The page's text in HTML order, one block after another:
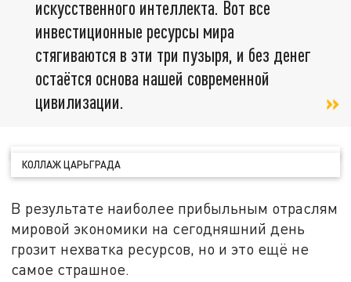
искусственного интеллекта. Вот все
инвестиционные ресурсы мира
стягиваются в эти три пузыря, и без денег
остаётся основа нашей современной
цивилизации.
КОЛЛАЖ ЦАРЬГРАДА
В результате наиболее прибыльным отраслям
мировой экономики на сегодняшний день
грозит нехватка ресурсов, но и это ещё не
самое страшное.